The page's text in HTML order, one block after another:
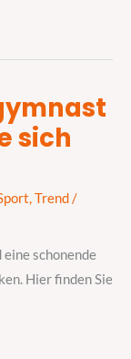
sich
,Trend/
schonende
Hier finden Sie